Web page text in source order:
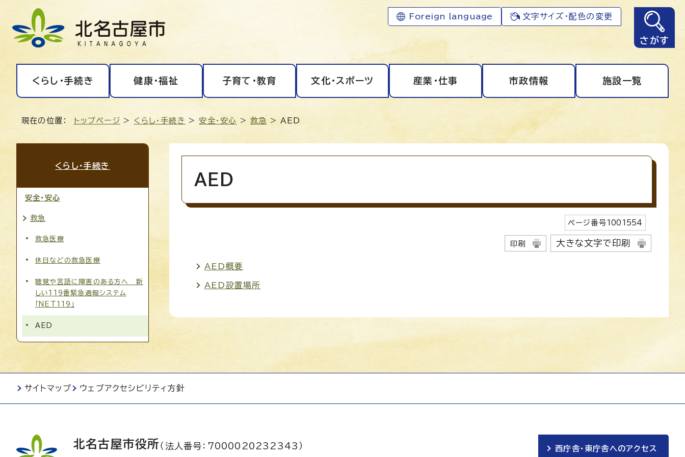
Foreign language 文字サイズ・配色の変更
さがす
くらし・手続き 健康・福祉 子育て・教育 文化・スポーツ 産業・仕事 市政情報 施設一覧
現在の位置： トップページ > くらし・手続き >安全・安心 >救急 > AED
AED
ページ番号1001554
印刷 大きな文字で印刷
AED概要
AED設置場所
くらし・手続き
安全・安心
救急
救急医療
休日などの救急医療
聴覚や言語に障害のある方へ 新
しい119番緊急通報システム
「NET119」
AED
サイトマップ ウェブアクセシビリティ方針
北名古屋市役所（法人番号：7000020232343） 西庁舎・東庁舎へのアクセス